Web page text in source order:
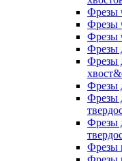
Фрезы
Фрезы
Фрезы
Фрезы
Фрезы
Фрезы
Фрезы
Фрезы
Фрезы